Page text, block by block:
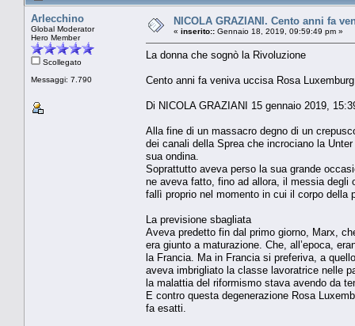
Arlecchino
Global Moderator
Hero Member
Scollegato
Messaggi: 7.790
NICOLA GRAZIANI. Cento anni fa
« inserito:: Gennaio 18, 2019, 09:59:49 pm »
La donna che sognò la Rivoluzione
Cento anni fa veniva uccisa Rosa
Di NICOLA GRAZIANI 15 gennaio 2019,
Alla fine di un massacro degno di un
dei canali della Sprea che incrociano la
sua ondina.
Soprattutto aveva perso la sua grande
ne aveva fatto, fino ad allora, il messia degli
fallì proprio nel momento in cui il corpo della
La previsione sbagliata
Aveva predetto fin dal primo giorno, Marx,
era giunto a maturazione. Che, all’epoca,
la Francia. Ma in Francia si preferiva, a
aveva imbrigliato la classe lavoratrice nelle
la malattia del riformismo stava avendo da
E contro questa degenerazione Rosa
fa esatti.